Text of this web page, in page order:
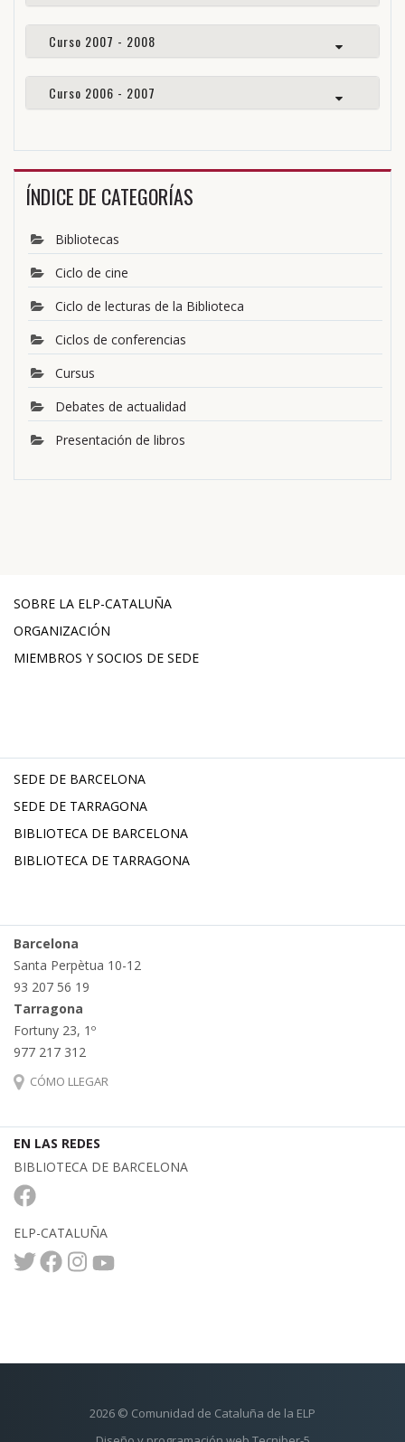
Curso 2007 - 2008
Curso 2006 - 2007
ÍNDICE DE CATEGORÍAS
Bibliotecas
Ciclo de cine
Ciclo de lecturas de la Biblioteca
Ciclos de conferencias
Cursus
Debates de actualidad
Presentación de libros
SOBRE LA ELP-CATALUÑA
ORGANIZACIÓN
MIEMBROS Y SOCIOS DE SEDE
SEDE DE BARCELONA
SEDE DE TARRAGONA
BIBLIOTECA DE BARCELONA
BIBLIOTECA DE TARRAGONA
Barcelona
Santa Perpètua 10-12
93 207 56 19
Tarragona
Fortuny 23, 1º
977 217 312
CÓMO LLEGAR
EN LAS REDES
BIBLIOTECA DE BARCELONA
ELP-CATALUÑA
2026 © Comunidad de Cataluña de la ELP